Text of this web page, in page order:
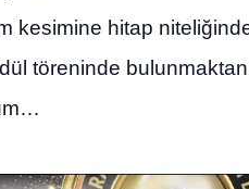
kesimine hitap
töreninde